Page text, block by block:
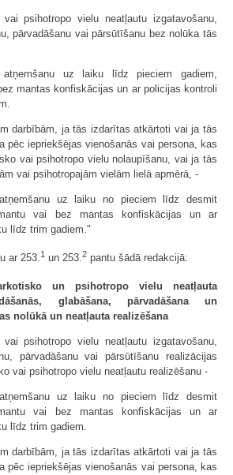
psihotropo vielu neatļautu izgatavošanu,
pārvadāšanu vai pārsūtīšanu bez nolūka tās
uz laiku līdz pieciem gadiem,
mantas konfiskācijas un ar policijas kontroli
darbībām, ja tās izdarītas atkārtoti vai ja tās
pēc iepriekšējas vienošanās vai persona, kas
vai psihotropo vielu nolaupīšanu, vai ja tās
vai psihotropajām vielām lielā apmērā, -
uz laiku no pieciem līdz desmit
vai bez mantas konfiskācijas un ar
līdz trim gadiem."
ar 253. 1 un 253. 2 pantu šādā redakcijā:
un psihotropo vielu neatļauta
glabāšana, pārvadāšana un
nolūkā un neatļauta realizēšana
psihotropo vielu neatļautu izgatavošanu,
pārvadāšanu vai pārsūtīšanu realizācijas
vai psihotropo vielu neatļautu realizēšanu -
uz laiku no pieciem līdz desmit
vai bez mantas konfiskācijas un ar
līdz trim gadiem.
darbībām, ja tās izdarītas atkārtoti vai ja tās
pēc iepriekšējas vienošanās vai persona, kas